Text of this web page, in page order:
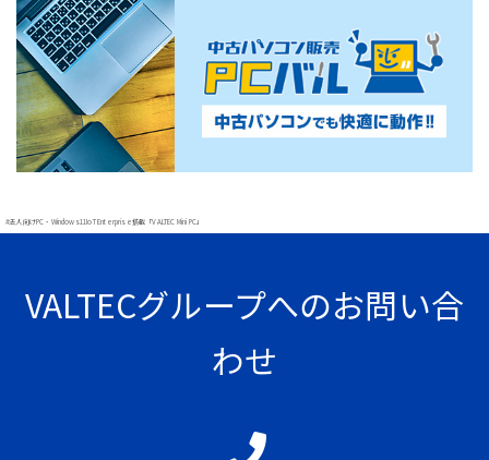
#法人向けPC・Windows11IoT Enterprise搭載「VALTEC Mini PC」
VALTECグループへのお問い合
わせ